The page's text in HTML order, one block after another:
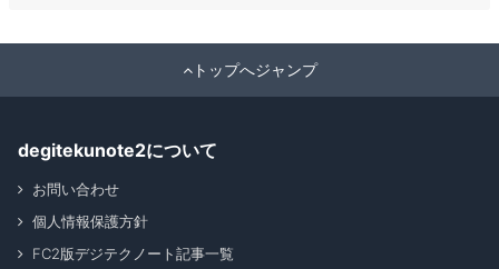
トップへジャンプ
degitekunote2について
お問い合わせ
個人情報保護方針
FC2版デジテクノート記事一覧